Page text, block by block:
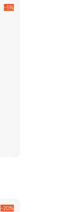
-5%
-20%